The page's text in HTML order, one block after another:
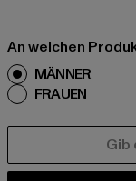
An welchen
MÄNNER
FRAUEN